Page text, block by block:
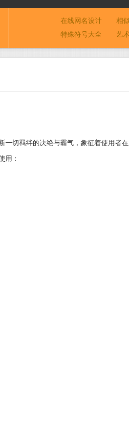
在线网名设计 相
特殊符号大全
艺
一切羁绊的决绝与霸气，象征着使用者
用：